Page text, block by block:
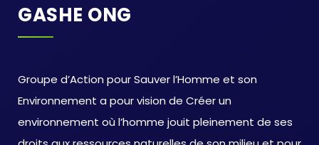
GASHE ONG
Groupe d’Action pour Sauver l’Homme et son
Environnement a pour vision de Créer un
environnement où l’homme jouit pleinement de ses